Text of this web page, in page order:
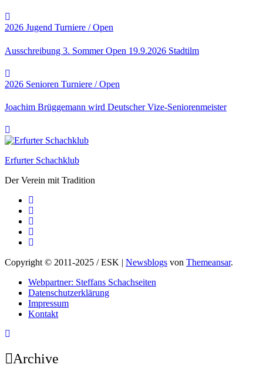
2026 Jugend Turniere / Open
Ausschreibung 3. Sommer Open 19.9.2026 Stadtilm
2026 Senioren Turniere / Open
Joachim Brüggemann wird Deutscher Vize-Seniorenmeister
Erfurter Schachklub
Der Verein mit Tradition
Copyright © 2011-2025 / ESK Newsblogs von Themeansar.
Webpartner: Steffans Schachseiten
Datenschutzerklärung
Impressum
Kontakt
Archive